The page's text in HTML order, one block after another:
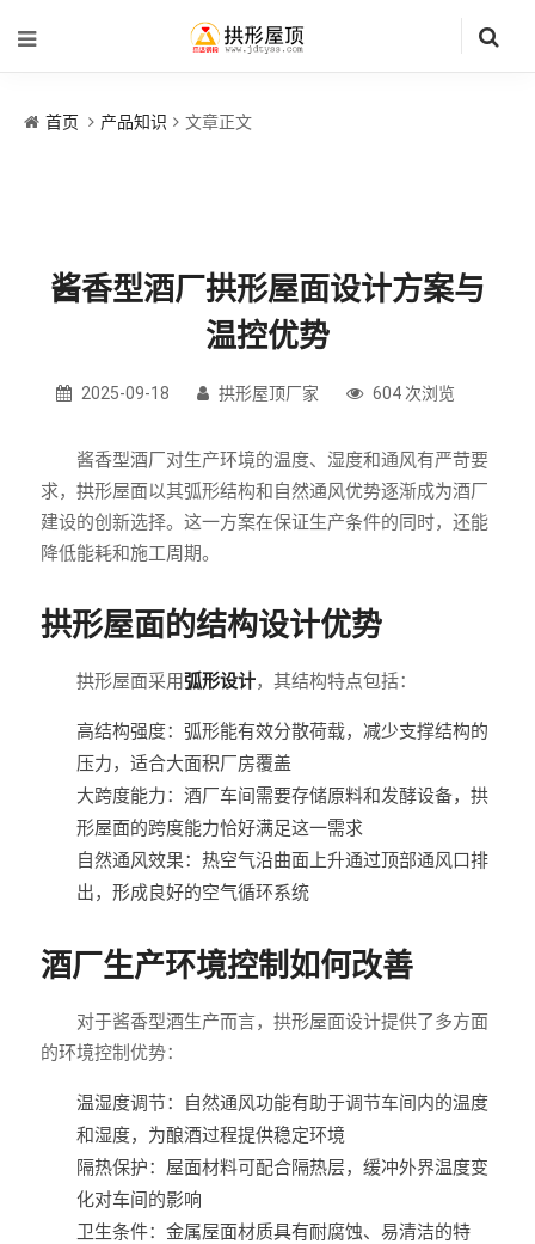
首页 产品知识 文章正文
酱香型酒厂拱形屋面设计方案与
温控优势
2025-09-18 拱形屋顶厂家 604 次浏览
酱香型酒厂对生产环境的温度、湿度和通风有严苛要
求，拱形屋面以其弧形结构和自然通风优势逐渐成为酒厂
建设的创新选择。这一方案在保证生产条件的同时，还能
降低能耗和施工周期。
拱形屋面的结构设计优势
拱形屋面采用弧形设计，其结构特点包括：
高结构强度：弧形能有效分散荷载，减少支撑结构的
压力，适合大面积厂房覆盖
大跨度能力：酒厂车间需要存储原料和发酵设备，拱
形屋面的跨度能力恰好满足这一需求
自然通风效果：热空气沿曲面上升通过顶部通风口排
出，形成良好的空气循环系统
酒厂生产环境控制如何改善
对于酱香型酒生产而言，拱形屋面设计提供了多方面
的环境控制优势：
温湿度调节：自然通风功能有助于调节车间内的温度
和湿度，为酿酒过程提供稳定环境
隔热保护：屋面材料可配合隔热层，缓冲外界温度变
化对车间的影响
卫生条件：金属屋面材质具有耐腐蚀、易清洁的特